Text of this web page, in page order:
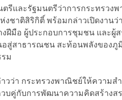
รีและรัฐมนตรีว่าการกระทรวงพ
งชาติสิริกิติ์ พร้อมกล่าวเปิดงาน
ฝีมือ ผู้ประกอบการชุมชน และผู้
อสู่สาธารณชน สะท้อนพลังของ
ม
วว่า กระทรวงพาณิชย์ให้ความส
บคู่กับการพัฒนาความคิดสร้างส